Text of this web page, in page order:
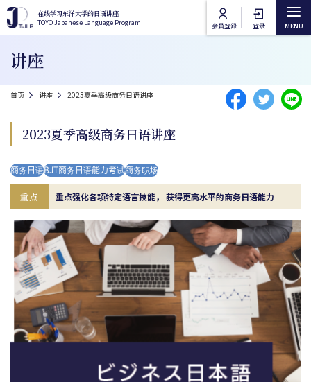
跳转到主要内容在线学习东洋大学的日语讲座
TOYO Japanese Language Program
会員登録 登录
在线学习东洋大学的日语讲座
TOYO Japanese Language Program
Main navigation
东洋大学通识课程
在线授课方法
常见问题
联络我们
讲座
面包屑
首页 讲座 2023夏季高级商务日语讲座
2023夏季高级商务日语讲座
商务日语BJT商务日语能力考试商务职场
重点 重点强化各项特定语言技能， 获得更高水平的商务日语能力